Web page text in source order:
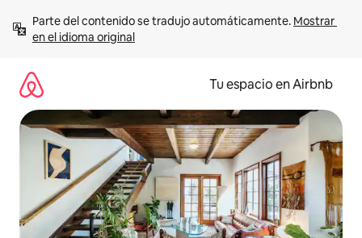
contenido
Parte del contenido se tradujo automáticamente. Mostrar
en el idioma original
Tu espacio en Airbnb